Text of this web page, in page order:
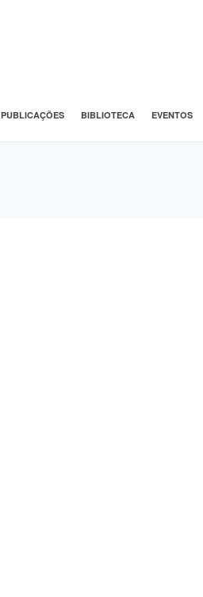
PUBLICAÇÕES BIBLIOTECA EVENTOS